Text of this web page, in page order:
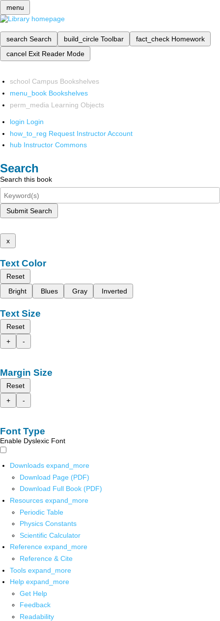
menu
search Search build_circle Toolbar fact_check Homework
cancel Exit Reader Mode
school Campus Bookshelves
menu_book Bookshelves
perm_media Learning Objects
login Login
how_to_reg Request Instructor Account
hub Instructor Commons
Search
Search this book
Submit Search
x
Text Color
Reset
Bright
Blues Gray Inverted
Text Size
Reset
+
-
Margin Size
Reset
+
-
Font Type
Enable Dyslexic Font
Downloads expand_more
Download Page (PDF)
Download Full Book (PDF)
Resources expand_more
Periodic Table
Physics Constants
Scientific Calculator
Reference expand_more
Reference & Cite
Tools expand_more
Help expand_more
Get Help
Feedback
Readability